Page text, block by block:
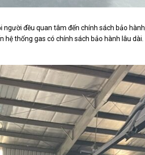
đều quan tâm đến chính sách bảo
thống gas có chính sách bảo hành lâu